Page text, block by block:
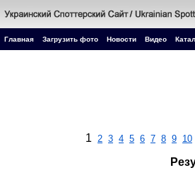
Главная Загрузить фото Новости Видео
1 2 3 4 5 6 7 8 9 10